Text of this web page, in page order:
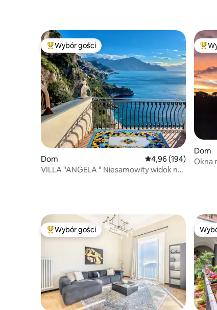
Najpopularniejsze z kategorii Wybór gości
Wybór gości
Dom Średnia ocena: 4,96
4,96 (194)
VILLA "ANGELA " Niesamowity widok na
Dom
Okna
Najpopularniejsze z kategorii Wybór gości
Wybór gości